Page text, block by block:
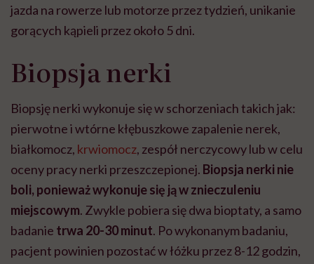
jazda na rowerze lub motorze przez tydzień, unikanie
gorących kąpieli przez około 5 dni.
Biopsja nerki
Biopsję nerki wykonuje się w schorzeniach takich jak:
pierwotne i wtórne kłębuszkowe zapalenie nerek,
białkomocz, krwiomocz, zespół nerczycowy lub w celu
oceny pracy nerki przeszczepionej. Biopsja nerki nie
boli, ponieważ wykonuje się ją w znieczuleniu
miejscowym. Zwykle pobiera się dwa bioptaty, a samo
badanie trwa 20-30 minut. Po wykonanym badaniu,
pacjent powinien pozostać w łóżku przez 8-12 godzin,